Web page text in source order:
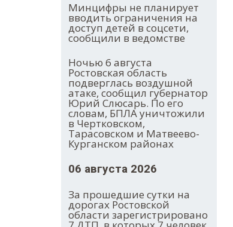
Минцифры не планирует
вводить ограничения на
доступ детей в соцсети,
сообщили в ведомстве
Ночью 6 августа
Ростовская область
подверглась воздушной
атаке, сообщил губернатор
Юрий Слюсарь. По его
словам, БПЛА уничтожили
в Чертковском,
Тарасовском и Матвеево-
Курганском районах
06 августа 2026
За прошедшие сутки на
дорогах Ростовской
области зарегистрировано